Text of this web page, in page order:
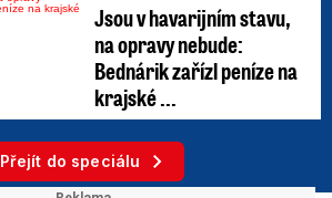
Jsou v havarijním stavu,
na opravy nebude:
Bednárik zařízl peníze na
krajské ...
Přejít do speciálu